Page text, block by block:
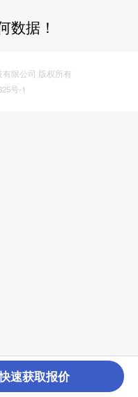
数据！
有限公司 版权所有
号-1
速获取报价